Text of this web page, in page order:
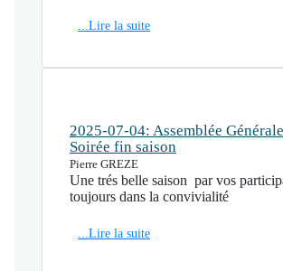
...Lire la suite
2025-07-04: Assemblée
Soirée fin saison
Pierre GREZE
Une trés belle saison par vos
toujours dans la convivialité
...Lire la suite